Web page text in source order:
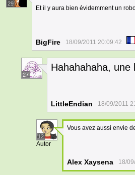
29
Et il y aura bien évidemment un
BigFire 18/09/2011 20:09:42
27
Hahahahaha,
LittleEndian 18/09/2011
12
Autor
Vous avez aussi envie
Alex Xaysena 18/